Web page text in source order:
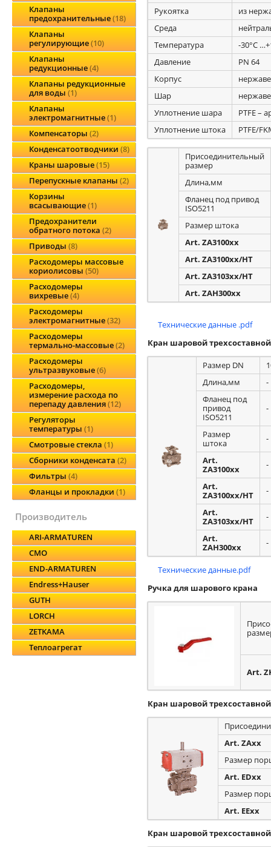
Клапаны
предохранительные 18
Клапаны
регулирующие 10
Клапаны
редукционные 4
Клапаны редукционные
для воды 1
Клапаны
электромагнитные 1
Компенсаторы 2
Конденсатоотводчики 8
Краны шаровые 15
Перепускные клапаны 2
Корзины
всасывающие 1
Предохранители
обратного потока 2
Приводы 8
Расходомеры массовые
кориолисовы 50
Расходомеры
вихревые 4
Расходомеры
электромагнитные 32
Расходомеры
термально-массовые 2
Расходомеры
ультразвуковые 6
Расходомеры,
измерение расхода по
перепаду давления 12
Регуляторы
температуры 1
Смотровые стекла 1
Сборники конденсата 2
Фильтры 4
Фланцы и прокладки 1
производитель
ARI-ARMATUREN
CMO
END-ARMATUREN
Endress+Hauser
GUTH
LORCH
ZETKAMA
Теплоагрегат
Рукоятка
из
Среда
Температура
-30°С
Давление
PN 64
Корпус
Шар
Уплотнение шара
PTFE –
Уплотнение штока
PTFE/
Присоединительный
размер
Длина,мм
Фланец под привод
ISO5211
Размер штока
Art. ZA3100xx
Art. ZA3100xx/HT
Art. ZA3103xx/HT
Art. ZAH300xx
Технические данные .pdf
Кран шаровой
Размер DN
Длина,мм
-
Фланец под
привод
ISO5211
-
Размер
штока
-
Art.
ZA3100xx
-
Art.
ZA3100xx/HT
-
Art.
ZA3103xx/HT
-
Art.
ZAH300xx
-
Технические данные.pdf
Ручка для шарового крана
Art.
Кран шаровой
Art. ZAxx
Размер
Art. EDxx
Размер
Art. EExx
Кран шаровой